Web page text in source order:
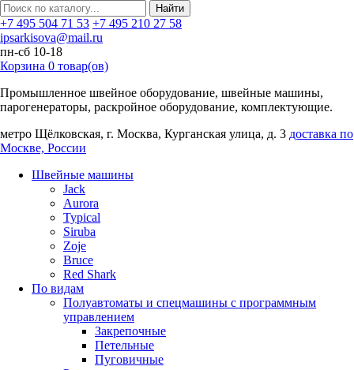
Найти
+7 495 504 71 53 +7 495 210 27 58
ipsarkisova@mail.ru
пн-сб 10-18
Корзина 0 товар(ов)
Промышленное швейное оборудование, швейные машины,
парогенераторы, раскройное оборудование, комплектующие.
метро Щёлковская, г. Москва, Курганская улица, д. 3 доставка по
Москве, России
Швейные машины
Jack
Aurora
Typical
Siruba
Zoje
Bruce
Red Shark
По видам
Полуавтоматы и спецмашины с программным
управлением
Закрепочные
Петельные
Пуговичные